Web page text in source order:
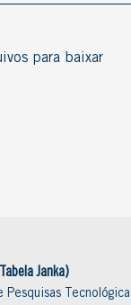
para baixar
Janka)
Pesquisas